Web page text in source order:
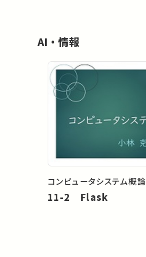
AI・情報
コンピュータシステム概論
11-2 Flask